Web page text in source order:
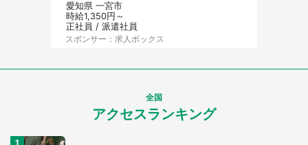
愛知県 一宮市
時給1,350円～
正社員 / 派遣社員
スポンサー：求人ボックス
全国
アクセスランキング